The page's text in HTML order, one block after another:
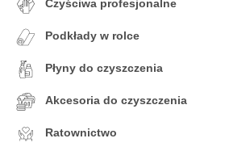
Czyściwa profesjonalne
Podkłady w rolce
Płyny do czyszczenia
Akcesoria do czyszczenia
Ratownictwo